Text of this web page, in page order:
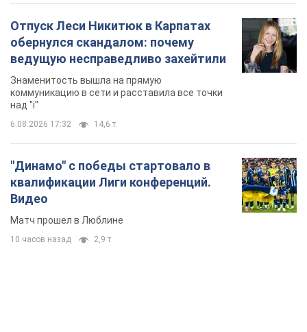
Отпуск Леси Никитюк в Карпатах
обернулся скандалом: почему
ведущую несправедливо захейтили
Знаменитость вышла на прямую
коммуникацию в сети и расставила все точки
над "i"
6.08.2026 17:32 14,6 т.
"Динамо" с победы стартовало в
квалификации Лиги конференций.
Видео
Матч прошел в Люблине
10 часов назад 2,9 т.